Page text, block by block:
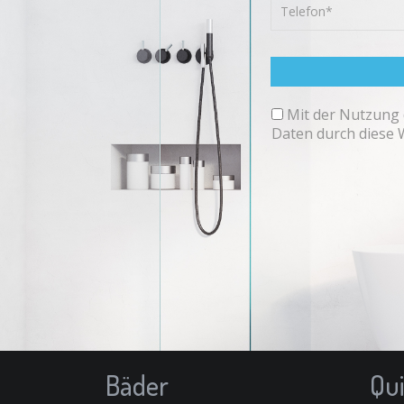
Mit der Nutzung
Daten durch diese
Bäder